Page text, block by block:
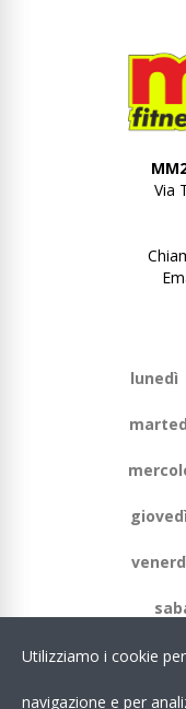
Via
lunedì
giovedì
Utilizziamo i cookie
navigazione e per